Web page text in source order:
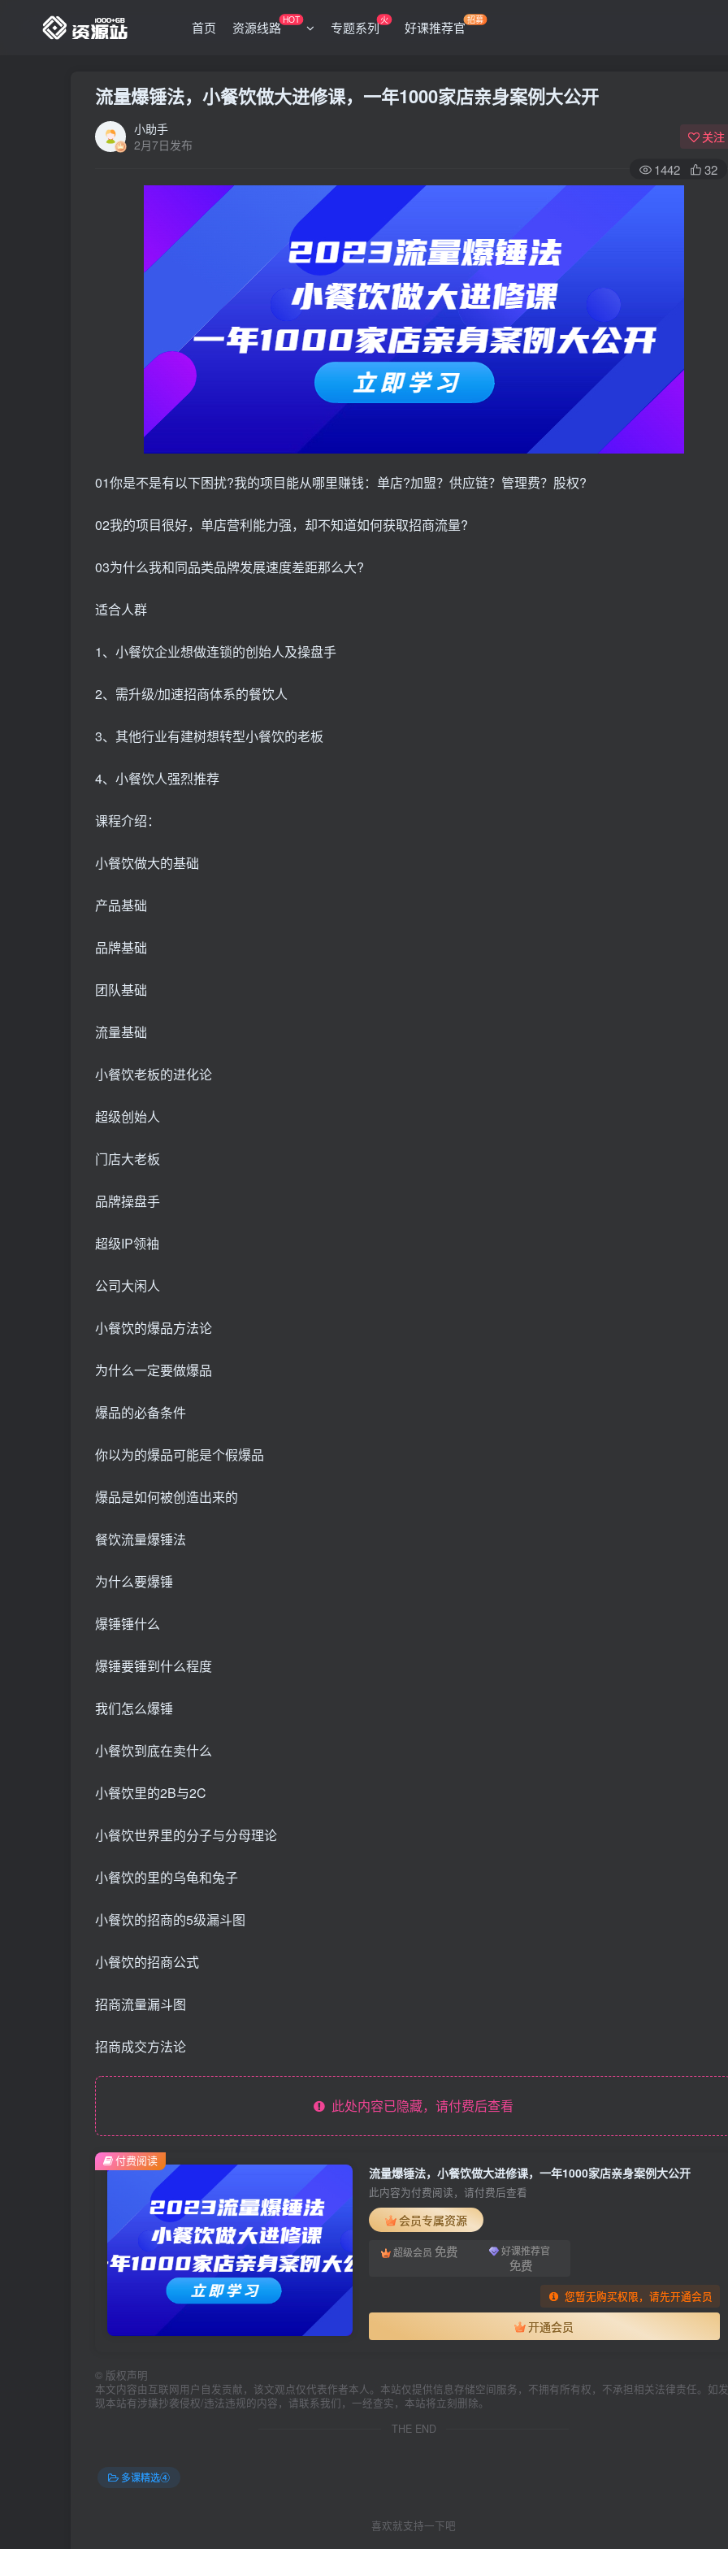
首页 资源线路HOT 专题系列火 好课推荐官招募
流量爆锤法，小餐饮做大进修课，一年1000家店亲身案例大公开
小助手
2月7日发布
关注
1442 32
01你是不是有以下困扰?我的项目能从哪里赚钱：单店?加盟？供应链？管理费？股权?
02我的项目很好，单店营利能力强，却不知道如何获取招商流量?
03为什么我和同品类品牌发展速度差距那么大?
适合人群
1、小餐饮企业想做连锁的创始人及操盘手
2、需升级/加速招商体系的餐饮人
3、其他行业有建树想转型小餐饮的老板
4、小餐饮人强烈推荐
课程介绍：
小餐饮做大的基础
产品基础
品牌基础
团队基础
流量基础
小餐饮老板的进化论
超级创始人
门店大老板
品牌操盘手
超级IP领袖
公司大闲人
小餐饮的爆品方法论
为什么一定要做爆品
爆品的必备条件
你以为的爆品可能是个假爆品
爆品是如何被创造出来的
餐饮流量爆锤法
为什么要爆锤
爆锤锤什么
爆锤要锤到什么程度
我们怎么爆锤
小餐饮到底在卖什么
小餐饮里的2B与2C
小餐饮世界里的分子与分母理论
小餐饮的里的乌龟和兔子
小餐饮的招商的5级漏斗图
小餐饮的招商公式
招商流量漏斗图
招商成交方法论
此处内容已隐藏，请付费后查看
流量爆锤法，小餐饮做大进修课，一年1000家店亲身案例大公开
此内容为付费阅读，请付费后查看
会员专属资源
超级会员 免费 好课推荐官
免费
您暂无购买权限，请先开通会员
开通会员
付费阅读
© 版权声明
本文内容由互联网用户自发贡献，该文观点仅代表作者本人。本站仅提供信息存储空间服务，不拥有所有权，不承担相关法律责任。如发
现本站有涉嫌抄袭侵权/违法违规的内容，请联系我们，一经查实，本站将立刻删除。
THE END
多课精选④
喜欢就支持一下吧